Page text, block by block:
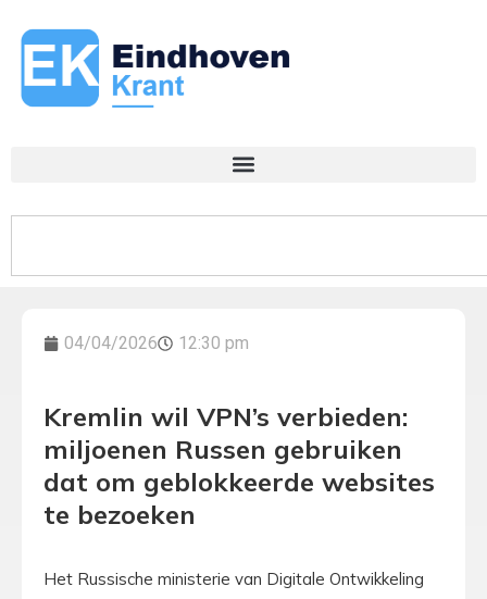
04/04/2026 12:30 pm
Kremlin wil VPN’s verbieden:
miljoenen Russen gebruiken
dat om geblokkeerde websites
te bezoeken
Het Russische ministerie van Digitale Ontwikkeling